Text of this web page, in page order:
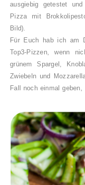
ausgiebig getestet
Pizza mit
Bild).
Für Euch hab ich am
Top3-Pizzen, wenn
grünem Spargel,
Zwiebeln und
Fall noch einmal geben,